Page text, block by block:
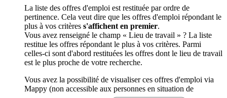
La liste des offres d'emploi est restituée par ordre de
pertinence. Cela veut dire que les offres d'emploi répondant le
plus à vos critères s'affichent en premier.
Vous avez renseigné le champ « Lieu de travail » ? La liste
restitue les offres répondant le plus à vos critères. Parmi
celles-ci sont d'abord restituées les offres dont le lieu de travail
est le plus proche de votre recherche.
Vous avez la possibilité de visualiser ces offres d'emploi via
Mappy (non accessible aux personnes en situation de